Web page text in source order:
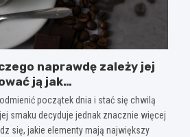
naprawdę zależy jej
ją jak
początek dnia i stać się chwilą
smaku decyduje jednak znacznie więcej
się, jakie elementy mają największy